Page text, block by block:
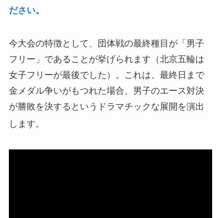
ださい。
今大会の特徴として、団体戦の最終種目が「男子
フリー」であることが挙げられます（北京五輪は
女子フリーが最後でした）。これは、最終日まで
金メダル争いがもつれた場合、男子のエース対決
が勝敗を決するというドラマチックな展開を演出
します。